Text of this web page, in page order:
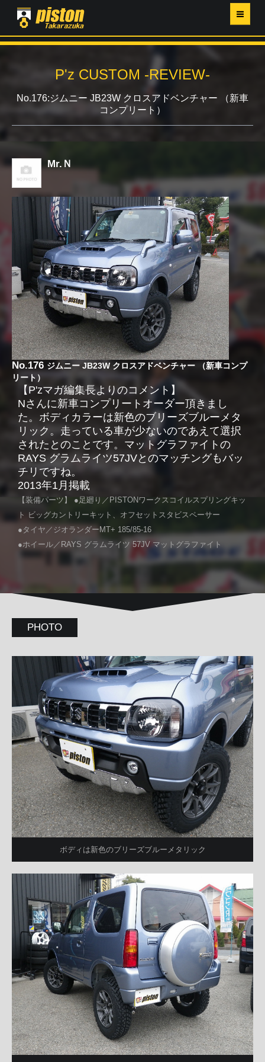
P'Z MAGAZINE
PISTON YAHOO店
店舗ご案内
P'z CUSTOM -REVIEW-
No.176:ジムニー JB23W クロスアドベンチャー （新車
コンプリート）
Mr.Ｎ
No.176 ジムニー JB23W クロスアドベンチャー （新車コンプ
リート）
【P'zマガ編集長よりのコメント】
Nさんに新車コンプリートオーダー頂きまし
た。ボディカラーは新色のブリーズブルーメタ
リック。走っている車が少ないのであえて選択
されたとのことです。マットグラファイトの
RAYS グラムライツ57JVとのマッチングもバッ
チリですね。
2013年1月掲載
【装備パーツ】 ●足廻り／PISTONワークスコイルスプリングキッ
ト ビッグカントリーキット、オフセットスタビスペーサー
●タイヤ／ジオランダーMT+ 185/85-16
●ホイール／RAYS グラムライツ 57JV マットグラファイト
PHOTO
ボディは新色のブリーズブルーメタリック